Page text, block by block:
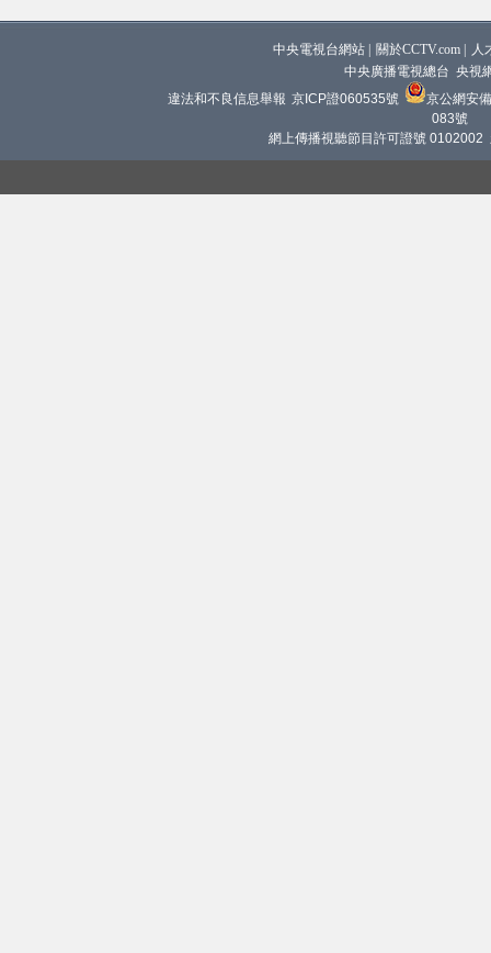
中央電視台網站 關於CCTV.com
人
中央廣播電視總台 央視
違法和不良信息舉報 京ICP證060535號
京公網安
083號
網上傳播視聽節目許可證號 0102002